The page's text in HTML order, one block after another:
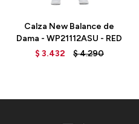
Calza New Balance de
Dama - WP21112ASU - RED
$ 3.432 $4.290